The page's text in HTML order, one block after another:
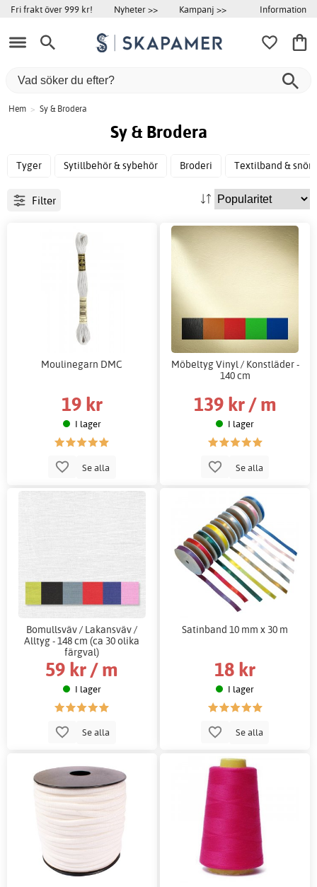
Fri frakt över 999 kr! Nyheter >> Kampanj >> Information
Hem > Sy & Brodera
Sy & Brodera
Tyger Sytillbehör & sybehör Broderi Textilband &
Filter
Moulinegarn DMC
19 kr
I lager
Se alla
Möbeltyg Vinyl / Konstläder -
140 cm
139 kr / m
I lager
Se alla
Bomullsväv / Lakansväv /
Alltyg - 148 cm (ca 30 olika
färgval)
59 kr / m
I lager
Se alla
Satinband 10 mm x 30 m
18 kr
I lager
Se alla